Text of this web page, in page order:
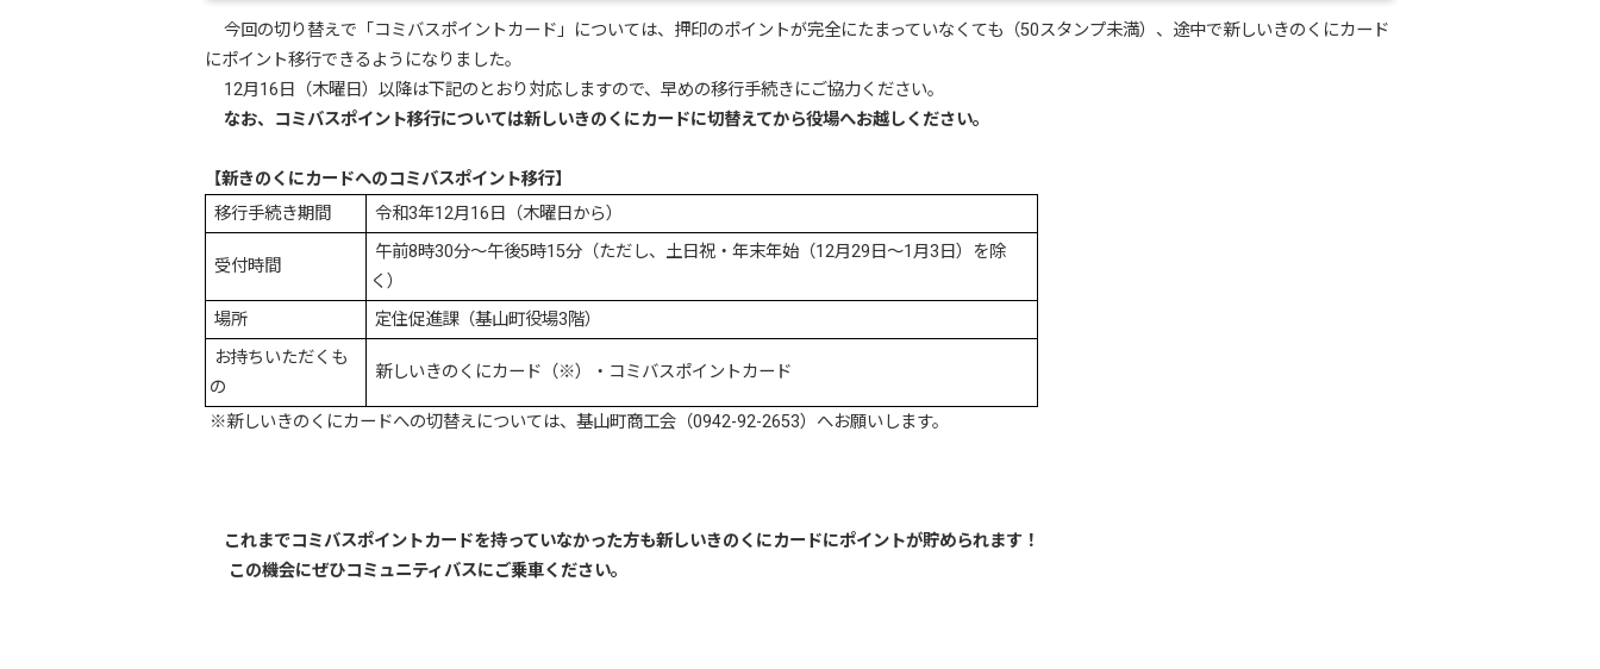
今回の切り替えで「コミバスポイントカード」については、押印のポイントが完全にたまっていなくても（50スタンプ未満）、途中で新しいきのくにカード
にポイント移行できるようになりました。
12月16日（木曜日）以降は下記のとおり対応しますので、早めの移行手続きにご協力ください。
なお、コミバスポイント移行については新しいきのくにカードに切替えてから役場へお越しください。
【新きのくにカードへのコミバスポイント移行】
移行手続き期間
令和3年12月16日（木曜日から）
受付時間
午前8時30分～午後5時15分（ただし、土日祝・年末年始（12月29日～1月3日）を除
く）
場所
定住促進課（基山町役場3階）
お持ちいただくも
の
新しいきのくにカード（※）・コミバスポイントカード
※新しいきのくにカードへの切替えについては、基山町商工会（0942-92-2653）へお願いします。
これまでコミバスポイントカードを持っていなかった方も新しいきのくにカードにポイントが貯められます！
この機会にぜひコミュニティバスにご乗車ください。